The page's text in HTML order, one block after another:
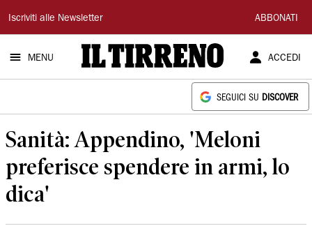
Il
Tirreno
Iscriviti alle Newsletter ABBONATI
MENU ACCEDI
SEGUICI SU DISCOVER
Sanità: Appendino, 'Meloni
preferisce spendere in armi, lo
dica'